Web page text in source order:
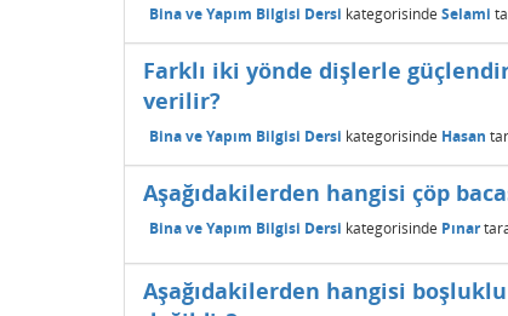
Bina ve Yapım Bilgisi Dersi kategorisinde Selami
Farklı iki yönde dişlerle
verilir?
Bina ve Yapım Bilgisi Dersi kategorisinde Hasan
Aşağıdakilerden hangisi çöp
Bina ve Yapım Bilgisi Dersi kategorisinde Pınar
Aşağıdakilerden hangisi